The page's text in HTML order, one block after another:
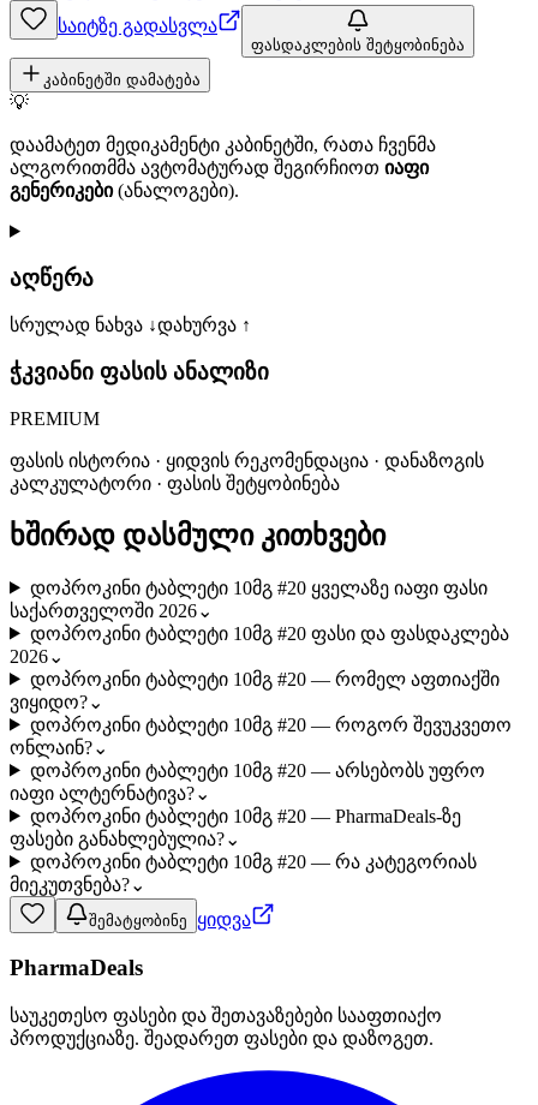
საიტზე გადასვლა
ფასდაკლების შეტყობინება
კაბინეტში დამატება
💡
დაამატეთ მედიკამენტი კაბინეტში, რათა ჩვენმა
ალგორითმმა ავტომატურად შეგირჩიოთ იაფი
გენერიკები(ანალოგები).
აღწერა
სრულად ნახვა ↓დახურვა ↑
ჭკვიანი ფასის ანალიზი
PREMIUM
ფასის ისტორია · ყიდვის რეკომენდაცია · დანაზოგის
კალკულატორი · ფასის შეტყობინება
ხშირად დასმული კითხვები
დოპროკინი ტაბლეტი 10მგ #20 ყველაზე იაფი ფასი
საქართველოში 2026⌄
დოპროკინი ტაბლეტი 10მგ #20 ფასი და ფასდაკლება
2026⌄
დოპროკინი ტაბლეტი 10მგ #20 — რომელ აფთიაქში
ვიყიდო?⌄
დოპროკინი ტაბლეტი 10მგ #20 — როგორ შევუკვეთო
ონლაინ?⌄
დოპროკინი ტაბლეტი 10მგ #20 — არსებობს უფრო
იაფი ალტერნატივა?⌄
დოპროკინი ტაბლეტი 10მგ #20 — PharmaDeals-ზე
ფასები განახლებულია?⌄
დოპროკინი ტაბლეტი 10მგ #20 — რა კატეგორიას
მიეკუთვნება?⌄
შემატყობინე ყიდვა
PharmaDeals
საუკეთესო ფასები და შეთავაზებები სააფთიაქო
პროდუქციაზე. შეადარეთ ფასები და დაზოგეთ.